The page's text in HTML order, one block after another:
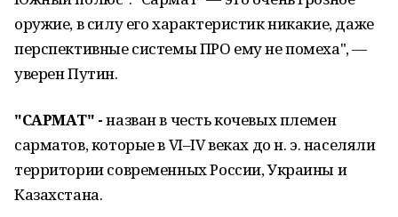
оружие, в силу его характеристик никакие, даже
перспективные системы ПРО ему не помеха", —
уверен Путин.
"САРМАТ" -назван в честь кочевых племен
сарматов, которые в VI–IV веках до н. э. населяли
территории современных России, Украины и
Казахстана.